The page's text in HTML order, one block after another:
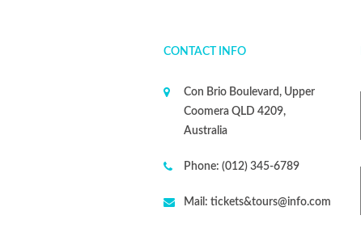
CONTACT INFO
Con Brio Boulevard, Upper
Coomera QLD 4209,
Australia
Phone: (012) 345-6789
Mail: tickets&tours@info.com